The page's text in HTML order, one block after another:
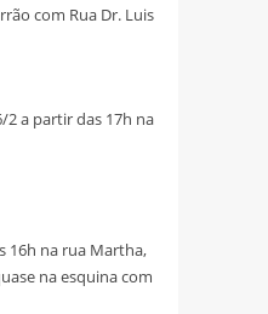
com Rua Dr. Luis
2 a partir das 17h na
16h na rua Martha,
na esquina com